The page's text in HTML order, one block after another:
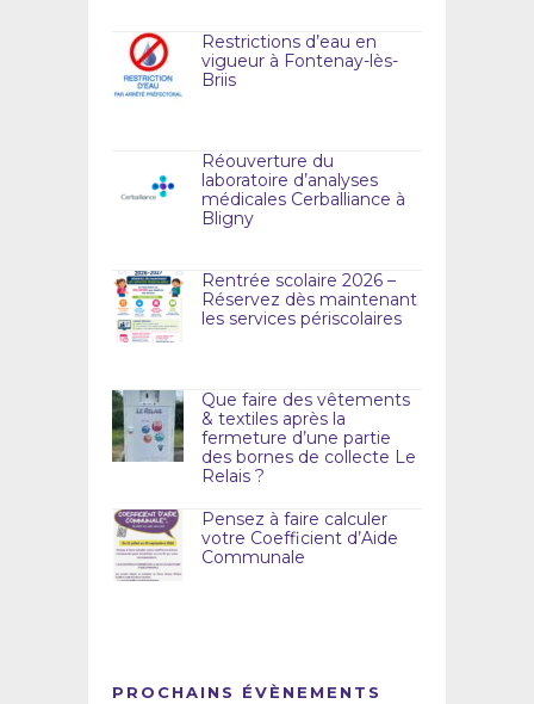
Restrictions d’eau en
vigueur à Fontenay-lès-
Briis
Réouverture du
laboratoire d’analyses
médicales Cerballiance à
Bligny
Rentrée scolaire 2026 –
Réservez dès maintenant
les services périscolaires
Que faire des vêtements
& textiles après la
fermeture d’une partie
des bornes de collecte Le
Relais ?
Pensez à faire calculer
votre Coefficient d’Aide
Communale
PROCHAINS ÉVÈNEMENTS